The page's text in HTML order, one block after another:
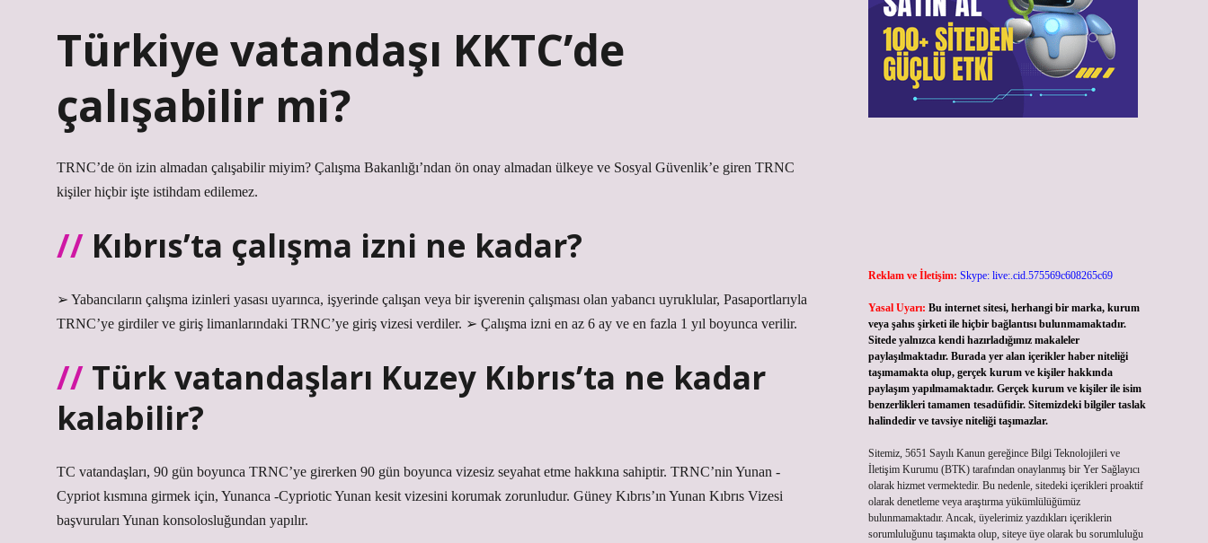
Türkiye vatandaşı KKTC’de
çalışabilir mi?
TRNC’de ön izin almadan çalışabilir miyim? Çalışma Bakanlığı’ndan ön onay almadan ülkeye ve Sosyal Güvenlik’e giren TRNC
kişiler hiçbir işte istihdam edilemez.
Kıbrıs’ta çalışma izni ne kadar?
➢ Yabancıların çalışma izinleri yasası uyarınca, işyerinde çalışan veya bir işverenin çalışması olan yabancı uyruklular, Pasaportlarıyla
TRNC’ye girdiler ve giriş limanlarındaki TRNC’ye giriş vizesi verdiler. ➢ Çalışma izni en az 6 ay ve en fazla 1 yıl boyunca verilir.
Türk vatandaşları Kuzey Kıbrıs’ta ne kadar
kalabilir?
TC vatandaşları, 90 gün boyunca TRNC’ye girerken 90 gün boyunca vizesiz seyahat etme hakkına sahiptir. TRNC’nin Yunan -
Cypriot kısmına girmek için, Yunanca -Cypriotic Yunan kesit vizesini korumak zorunludur. Güney Kıbrıs’ın Yunan Kıbrıs Vizesi
başvuruları Yunan konsolosluğundan yapılır.
Reklam ve İletişim: Skype: live:.cid.575569c608265c69
Yasal Uyarı: Bu internet sitesi, herhangi bir marka, kurum
veya şahıs şirketi ile hiçbir bağlantısı bulunmamaktadır.
Sitede yalnızca kendi hazırladığımız makaleler
paylaşılmaktadır. Burada yer alan içerikler haber niteliği
taşımamakta olup, gerçek kurum ve kişiler hakkında
paylaşım yapılmamaktadır. Gerçek kurum ve kişiler ile isim
benzerlikleri tamamen tesadüfidir. Sitemizdeki bilgiler taslak
halindedir ve tavsiye niteliği taşımazlar.
Sitemiz, 5651 Sayılı Kanun gereğince Bilgi Teknolojileri ve
İletişim Kurumu (BTK) tarafından onaylanmış bir Yer Sağlayıcı
olarak hizmet vermektedir. Bu nedenle, sitedeki içerikleri proaktif
olarak denetleme veya araştırma yükümlülüğümüz
bulunmamaktadır. Ancak, üyelerimiz yazdıkları içeriklerin
sorumluluğunu taşımakta olup, siteye üye olarak bu sorumluluğu